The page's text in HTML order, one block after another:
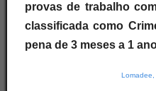
provas de trabalho
classificada como
pena de 3 meses a 1